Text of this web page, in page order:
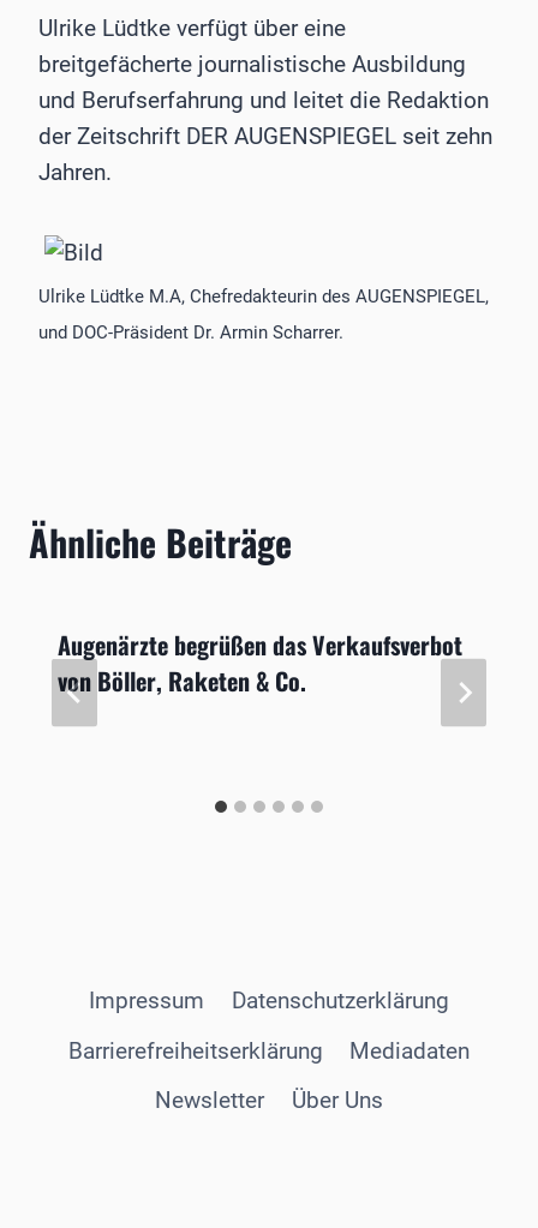
Ulrike Lüdtke verfügt über eine
breitgefächerte journalistische Ausbildung
und Berufserfahrung und leitet die Redaktion
der Zeitschrift DER AUGENSPIEGEL seit zehn
Jahren.
Ulrike Lüdtke M.A, Chefredakteurin des AUGENSPIEGEL,
und DOC-Präsident Dr. Armin Scharrer.
Ähnliche Beiträge
Augenärzte begrüßen das Verkaufsverbot
von Böller, Raketen & Co.
Impressum
Datenschutzerklärung
Barrierefreiheitserklärung
Mediadaten
Newsletter
Über Uns